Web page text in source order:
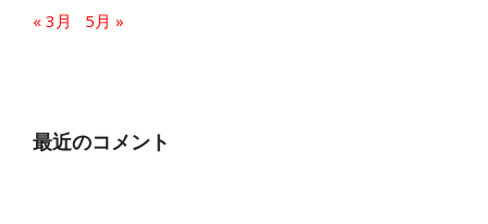
« 3月 5月 »
最近のコメント